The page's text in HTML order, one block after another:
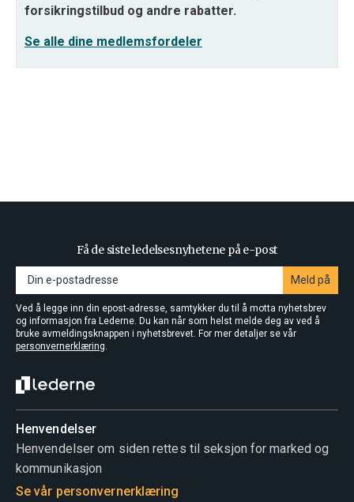
forsikringstilbud og andre rabatter.
Se alle dine medlemsfordeler
Få de siste ledelsesnyhetene på e-post
Meld på
Ved å legge inn din epost-adresse, samtykker du til å motta nyhetsbrev
og informasjon fra Lederne. Du kan når som helst melde deg av ved å
bruke avmeldingsknappen i nyhetsbrevet. For mer detaljer se vår
personvernerklæring.
Henvendelser
Henvendelser om siden rettes til seksjon for marked og
kommunikasjon
Se vår personvernerklæring